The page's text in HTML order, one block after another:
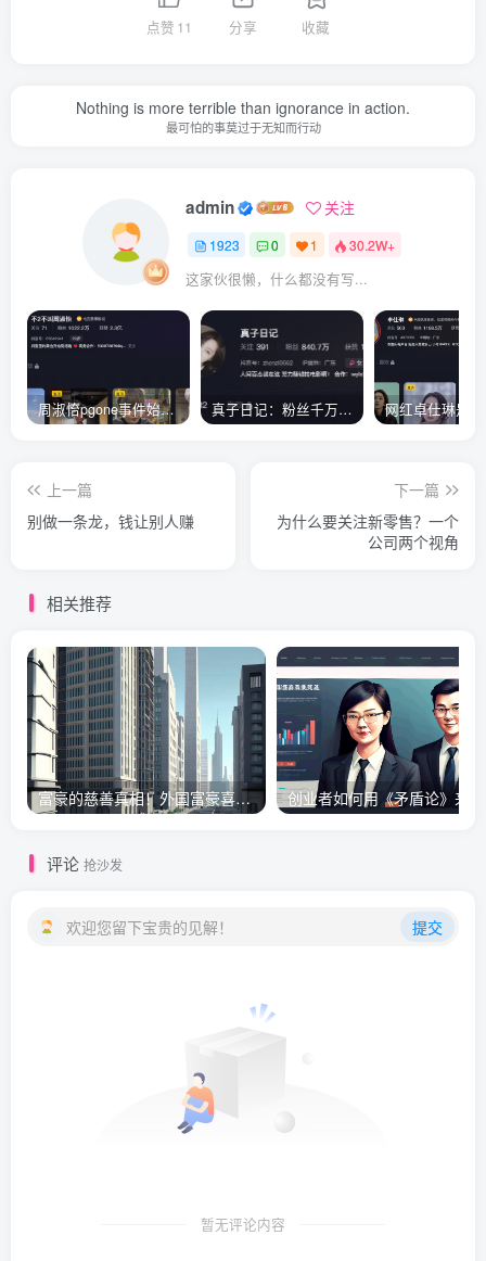
点赞 11 分享 收藏
Nothing is more terrible than ignorance in action.
最可怕的事莫过于无知而行动
admin 关注
1923 0 1 30.2W+
这家伙很懒，什么都没有写...
周淑怡pgone事件始末，周淑怡现状 真子日记：粉丝千万的真子日记是最懂反转的网红吗？
上一篇
别做一条龙，钱让别人赚
下一篇
为什么要关注新零售？一个
公司两个视角
相关推荐
富豪的慈善真相！外国富豪喜欢捐赠所有财产？
评论 抢沙发
欢迎您留下宝贵的见解！ 提交
暂无评论内容